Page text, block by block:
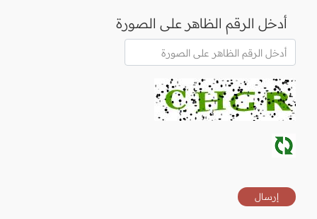
أدخل الرقم الظاهر على الصورة